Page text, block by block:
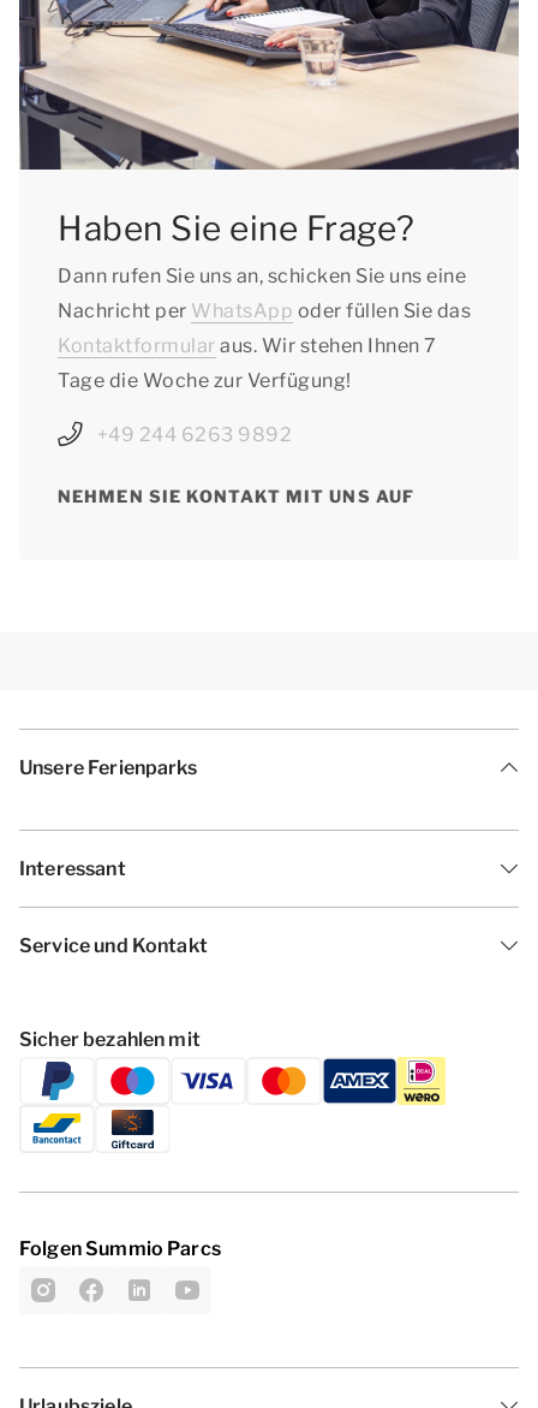
Haben Sie eine Frage?
Dann rufen Sie uns an, schicken Sie uns eine
Nachricht per WhatsApp oder füllen Sie das
Kontaktformular aus. Wir stehen Ihnen 7
Tage die Woche zur Verfügung!
+49 244 6263 9892
NEHMEN SIE KONTAKT MIT UNS AUF
Unsere Ferienparks
Interessant
Service und Kontakt
Sicher bezahlen mit
Folgen Summio Parcs